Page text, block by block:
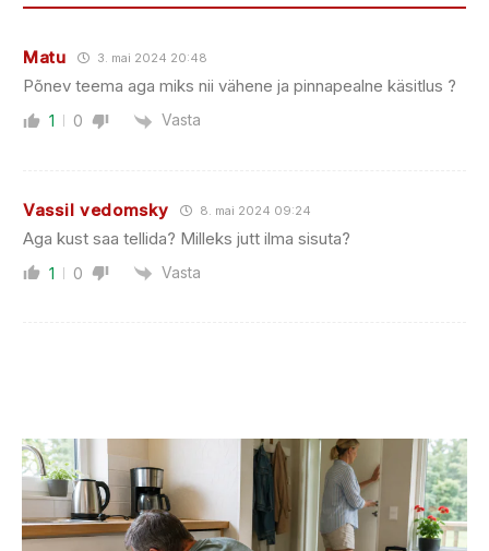
Matu 3. mai 2024 20:48
Põnev teema aga miks nii vähene ja pinnapealne käsitlus ?
1 0 Vasta
Vassil vedomsky 8. mai 2024 09:24
Aga kust saa tellida? Milleks jutt ilma sisuta?
1 0 Vasta